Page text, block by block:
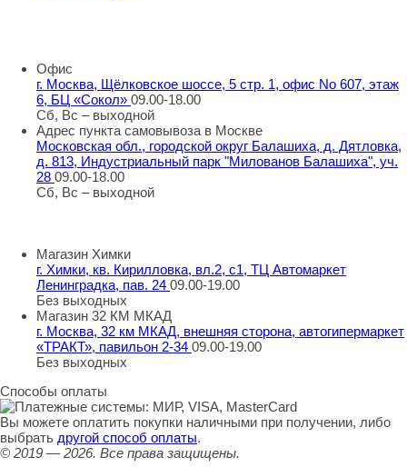
Офис
г. Москва, Щёлковское шоссе, 5 стр. 1, офис No 607, этаж
6, БЦ «Сокол» 09.00-18.00
Сб, Вс – выходной
Адрес пункта самовывоза в Москве
Московская обл., городской округ Балашиха, д. Дятловка,
д. 813, Индустриальный парк "Милованов Балашиха", уч.
28 09.00-18.00
Сб, Вс – выходной
Магазин Химки
г. Химки, кв. Кирилловка, вл.2, с1, ТЦ Автомаркет
Ленинградка, пав. 24 09.00-19.00
Без выходных
Магазин 32 КМ МКАД
г. Москва, 32 км МКАД, внешняя сторона, автогипермаркет
«ТРАКТ», павильон 2-34 09.00-19.00
Без выходных
Способы оплаты
Вы можете оплатить покупки наличными при получении, либо
выбрать другой способ оплаты.
© 2019 — 2026. Все права защищены.